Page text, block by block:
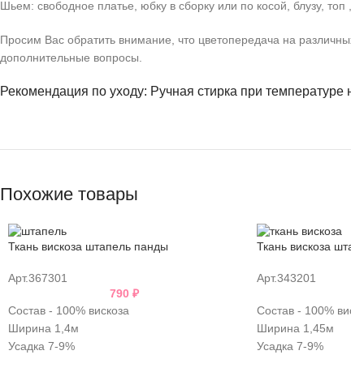
Шьем: свободное платье, юбку в сборку или по косой, блузу,
Просим Вас обратить внимание, что цветопередача на
дополнительные вопросы.
Рекомендация по уходу: Ручная стирка при
Похожие товары
Ткань вискоза штапель панды
Арт.367301
790 ₽
Состав - 100% вискоза
Ширина 1,4м
Усадка 7-9%
Ткань вискоза
Арт.343201
Состав - 100%
Ширина 1,45м
Усадка 7-9%